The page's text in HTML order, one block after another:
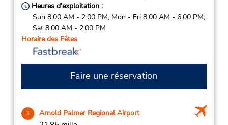
Heures d'exploitation :
Sun 8:00 AM - 2:00 PM; Mon - Fri 8:00 AM - 6:00 PM;
Sat 8:00 AM - 2:00 PM
Horaire des Fêtes
Faire une réservation
3 Arnold Palmer Regional Airport